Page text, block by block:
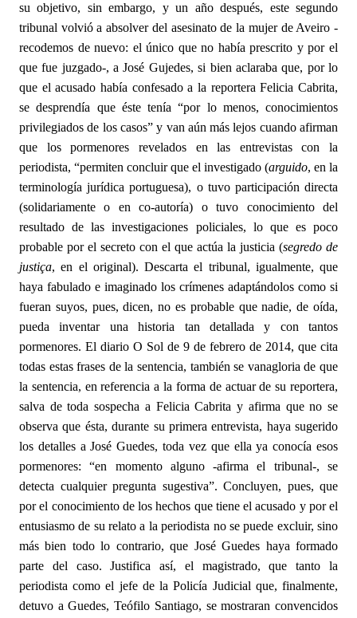
su objetivo, sin embargo, y un año después, este segundo
tribunal volvió a absolver del asesinato de la mujer de Aveiro -
recodemos de nuevo: el único que no había prescrito y por el
que fue juzgado-, a José Gujedes, si bien aclaraba que, por lo
que el acusado había confesado a la reportera Felicia Cabrita,
se desprendía que éste tenía “por lo menos, conocimientos
privilegiados de los casos” y van aún más lejos cuando afirman
que los pormenores revelados en las entrevistas con la
periodista, “permiten concluir que el investigado (arguido, en la
terminología jurídica portuguesa), o tuvo participación directa
(solidariamente o en co-autoría) o tuvo conocimiento del
resultado de las investigaciones policiales, lo que es poco
probable por el secreto con el que actúa la justicia (segredo de
justiça, en el original). Descarta el tribunal, igualmente, que
haya fabulado e imaginado los crímenes adaptándolos como si
fueran suyos, pues, dicen, no es probable que nadie, de oída,
pueda inventar una historia tan detallada y con tantos
pormenores. El diario O Sol de 9 de febrero de 2014, que cita
todas estas frases de la sentencia, también se vanagloria de que
la sentencia, en referencia a la forma de actuar de su reportera,
salva de toda sospecha a Felicia Cabrita y afirma que no se
observa que ésta, durante su primera entrevista, haya sugerido
los detalles a José Guedes, toda vez que ella ya conocía esos
pormenores: “en momento alguno -afirma el tribunal-, se
detecta cualquier pregunta sugestiva”. Concluyen, pues, que
por el conocimiento de los hechos que tiene el acusado y por el
entusiasmo de su relato a la periodista no se puede excluir, sino
más bien todo lo contrario, que José Guedes haya formado
parte del caso. Justifica así, el magistrado, que tanto la
periodista como el jefe de la Policía Judicial que, finalmente,
detuvo a Guedes, Teófilo Santiago, se mostraran convencidos